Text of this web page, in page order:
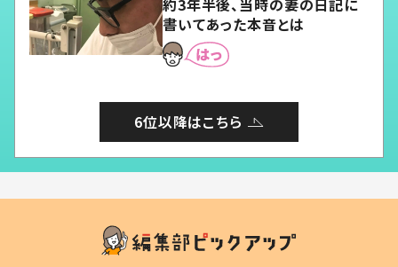
約3年半後、当時の妻の日記に
書いてあった本音とは
6位以降はこちら